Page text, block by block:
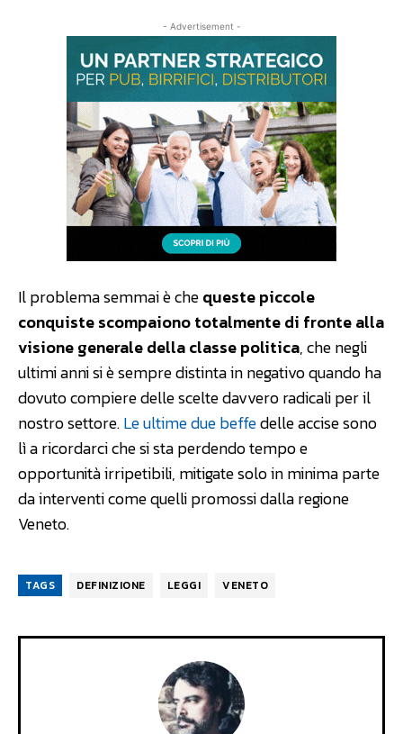
- Advertisement -
Il problema semmai è chequeste piccole
conquiste scompaiono totalmente di fronte alla
visione generale della classe politica, che negli
ultimi anni si è sempre distinta in negativo quando ha
dovuto compiere delle scelte davvero radicali per il
nostro settore.Le ultimedue beffedelle accise sono
lì a ricordarci che si sta perdendo tempo e
opportunità irripetibili, mitigate solo in minima parte
da interventi come quelli promossi dalla regione
Veneto.
TAGS DEFINIZIONE LEGGI VENETO